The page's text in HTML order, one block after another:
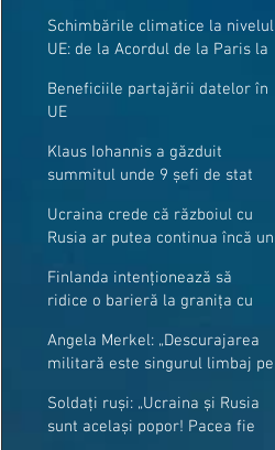
Schimbările climatice la nivelul
UE: de la Acordul de la Paris la
Beneficiile partajării datelor în
UE
Klaus Iohannis a găzduit
summitul unde 9 șefi de stat
granițe
Ucraina crede că războiul cu
Rusia ar putea continua încă un
Finlanda intenționează să
ridice o barieră la granița cu
Angela Merkel: „Descurajarea
militară este singurul limbaj pe
Soldați ruși: „Ucraina și Rusia
sunt același popor! Pacea fie